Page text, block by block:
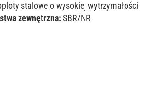
stalowe o wysokiej wytrzymałości
zewnętrzna: SBR/NR